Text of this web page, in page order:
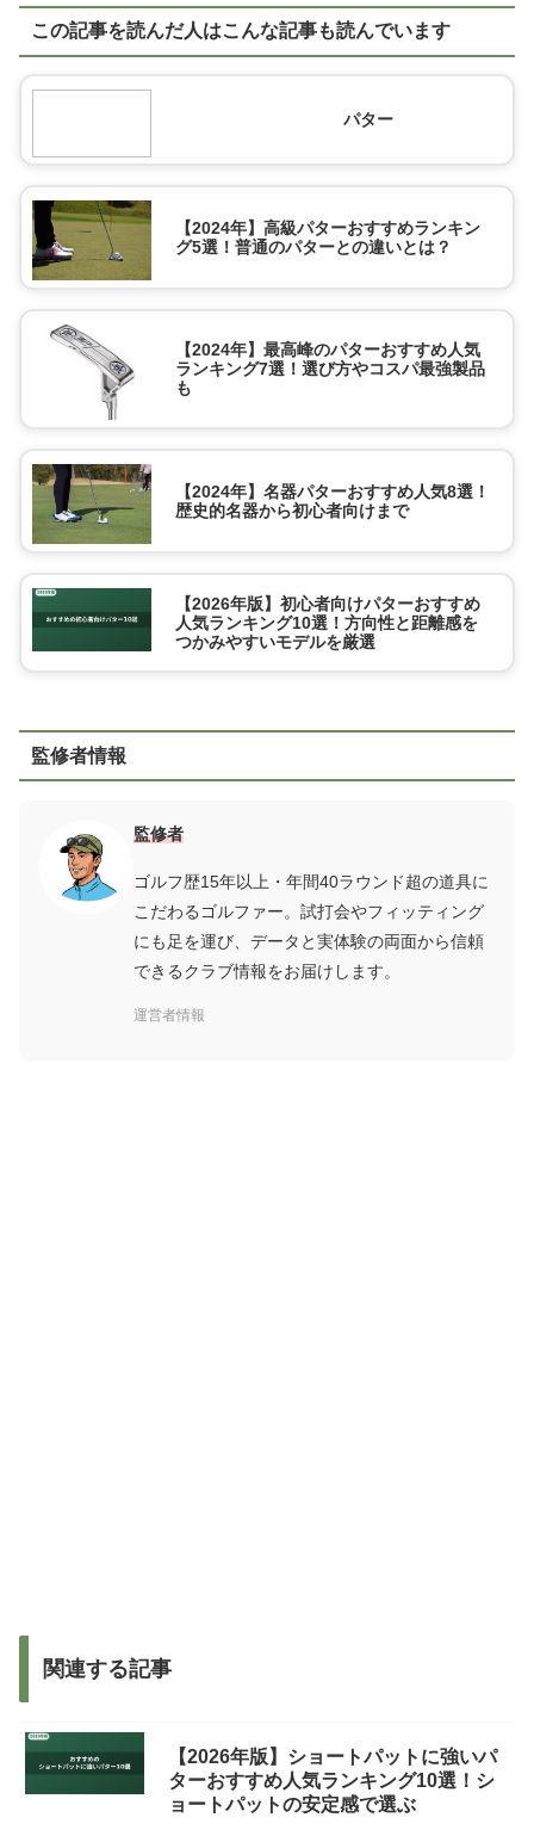
この記事を読んだ人はこんな記事も読んでいます
パター
【2024年】高級パターおすすめランキン
グ5選！普通のパターとの違いとは？
【2024年】最高峰のパターおすすめ人気
ランキング7選！選び方やコスパ最強製品
も
【2024年】名器パターおすすめ人気8選！
歴史的名器から初心者向けまで
【2026年版】初心者向けパターおすすめ
人気ランキング10選！方向性と距離感を
つかみやすいモデルを厳選
監修者情報
監修者
ゴルフ歴15年以上・年間40ラウンド超の道具に
こだわるゴルファー。試打会やフィッティング
にも足を運び、データと実体験の両面から信頼
できるクラブ情報をお届けします。
運営者情報
関連する記事
【2026年版】ショートパットに強いパ
ターおすすめ人気ランキング10選！シ
ョートパットの安定感で選ぶ